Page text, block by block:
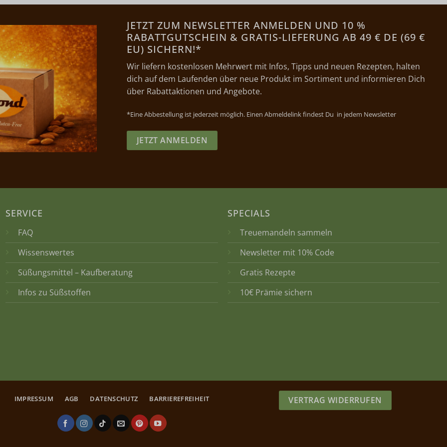
JETZT ZUM NEWSLETTER ANMELDEN UND 10 %
RABATTGUTSCHEIN & GRATIS-LIEFERUNG AB 49 € DE (69 €
EU) SICHERN!*
Wir liefern kostenlosen Mehrwert mit Infos, Tipps und neuen Rezepten, halten
dich auf dem Laufenden über neue Produkt im Sortiment und informieren Dich
über Rabattaktionen und Angebote.
*Eine Abbestellung ist jederzeit möglich. Einen Abmeldelink findest Du in jedem Newsletter
JETZT ANMELDEN
SERVICE
FAQ
Wissenswertes
Süßungsmittel – Kaufberatung
Infos zu Süßstoffen
SPECIALS
Treuemandeln sammeln
Newsletter mit 10% Code
Gratis Rezepte
10€ Prämie sichern
IMPRESSUM AGB DATENSCHUTZ BARRIEREFREIHEIT VERTRAG WIDERRUFEN